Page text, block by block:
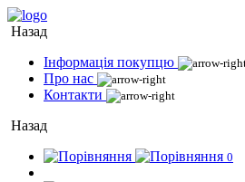
Назад
Інформація покупцю
Про нас
Контакти
Назад
0